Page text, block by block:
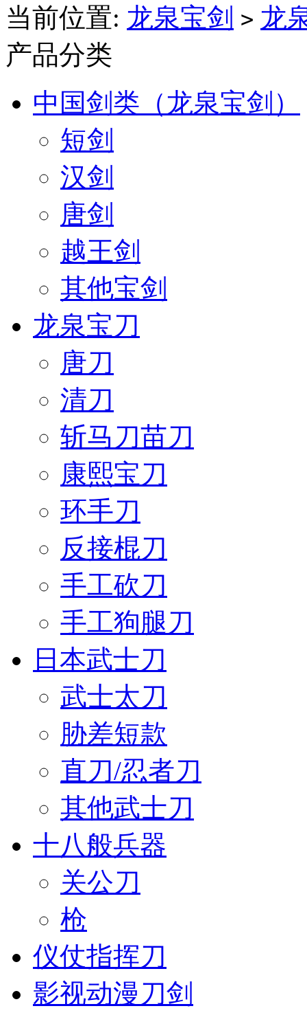
当前位置: 龙泉宝剑 > 龙
产品分类
中国剑类（龙泉宝剑）
短剑
汉剑
唐剑
越王剑
其他宝剑
龙泉宝刀
唐刀
清刀
斩马刀苗刀
康熙宝刀
环手刀
反接棍刀
手工砍刀
手工狗腿刀
日本武士刀
武士太刀
胁差短款
直刀/忍者刀
其他武士刀
十八般兵器
关公刀
枪
仪仗指挥刀
影视动漫刀剑